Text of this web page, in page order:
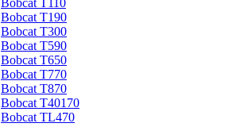
Bobcat T110
Bobcat T190
Bobcat T300
Bobcat T590
Bobcat T650
Bobcat T770
Bobcat T870
Bobcat T40170
Bobcat TL470